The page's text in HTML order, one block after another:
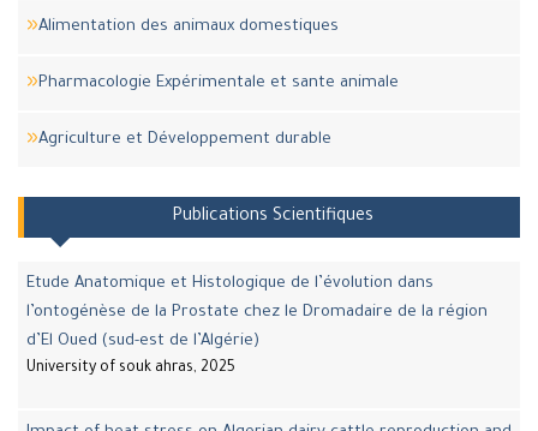
Alimentation des animaux domestiques
Pharmacologie Expérimentale et sante animale
Agriculture et Développement durable
Publications Scientifiques
Etude Anatomique et Histologique de l’évolution dans
l’ontogénèse de la Prostate chez le Dromadaire de la région
d’El Oued (sud-est de l’Algérie)
University of souk ahras, 2025